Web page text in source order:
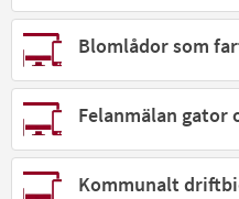
Blomlådor som
Felanmälan gator
Kommunalt